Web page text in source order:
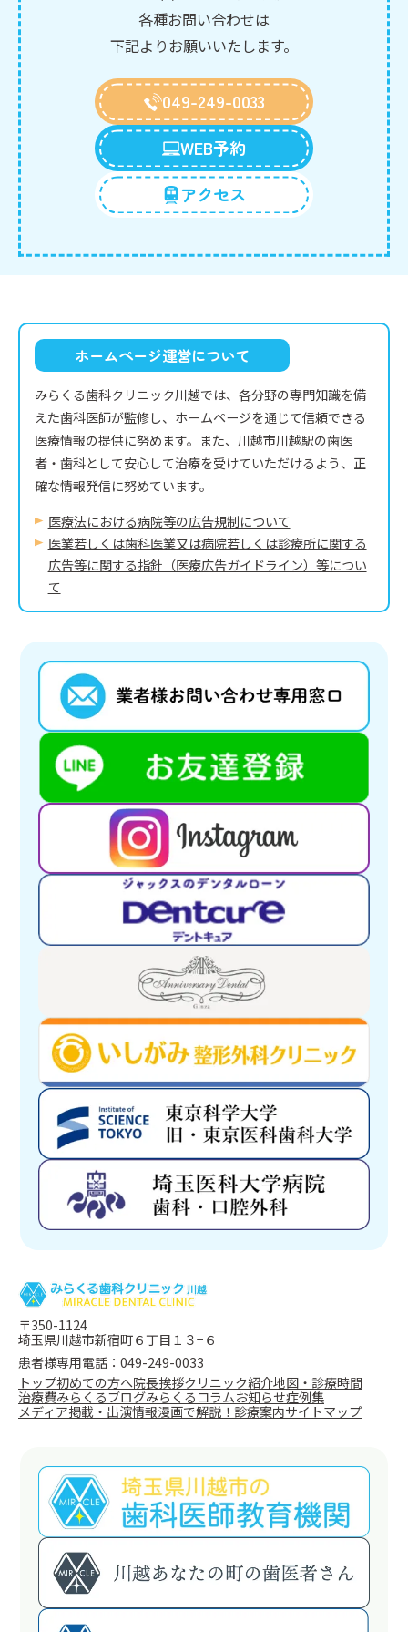
各種お問い合わせは
下記よりお願いいたします。
049-249-0033
WEB予約
アクセス
ホームページ運営について
みらくる歯科クリニック川越では、各分野の専門知識を備
えた歯科医師が監修し、ホームページを通じて信頼できる
医療情報の提供に努めます。また、川越市川越駅の歯医
者・歯科として安心して治療を受けていただけるよう、正
確な情報発信に努めています。
医療法における病院等の広告規制について
医業若しくは⻭科医業⼜は病院若しくは診療所に関する
広告等に関する指針（医療広告ガイドライン）等につい
て
〒350-1124
埼玉県川越市新宿町６丁目１３−６
患者様専用電話：049-249-0033
トップ初めての方へ院長挨拶クリニック紹介地図・診療時間
治療費みらくるブログみらくるコラムお知らせ症例集
メディア掲載・出演情報漫画で解説！ 診療案内サイトマップ